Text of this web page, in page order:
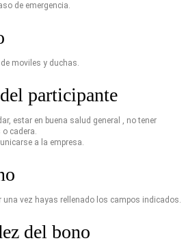
de emergencia.
moviles y duchas.
participante
estar en buena salud general , no tener
cadera.
a la empresa.
una vez hayas rellenado los campos indicados.
del bono